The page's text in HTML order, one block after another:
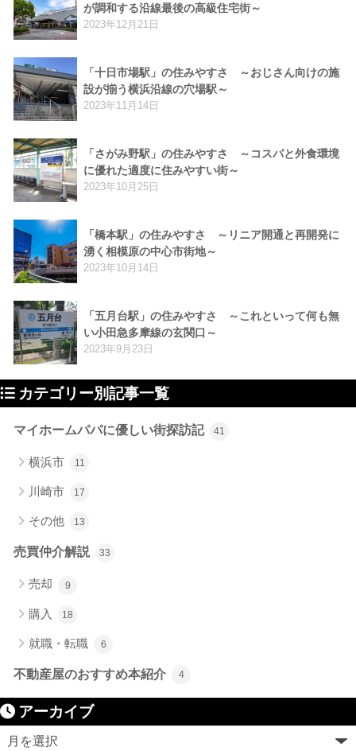
が調和する沿線最後の高級住宅街～
2023年12月21日
「十日市場駅」の住みやすさ ～おじさん向けの施
設が揃う横浜沿線の穴場駅～
2023年11月14日
「さがみ野駅」の住みやすさ ～コスパと外食環境
に優れた適度に住みやすい街～
2023年10月25日
「橋本駅」の住みやすさ ～リニア開通と再開発に
湧く相模原の中心市街地～
2023年10月14日
「五月台駅」の住みやすさ ～これといって何も無
い小田急多摩線の玄関口～
2023年9月23日
カテゴリー別記事一覧
マイホームパパに優しい街探訪記 41
横浜市 11
川崎市 17
その他 13
売買仲介解説 33
売却 9
購入 18
就職・転職 6
不動産屋のおすすめ本紹介 4
アーカイブ